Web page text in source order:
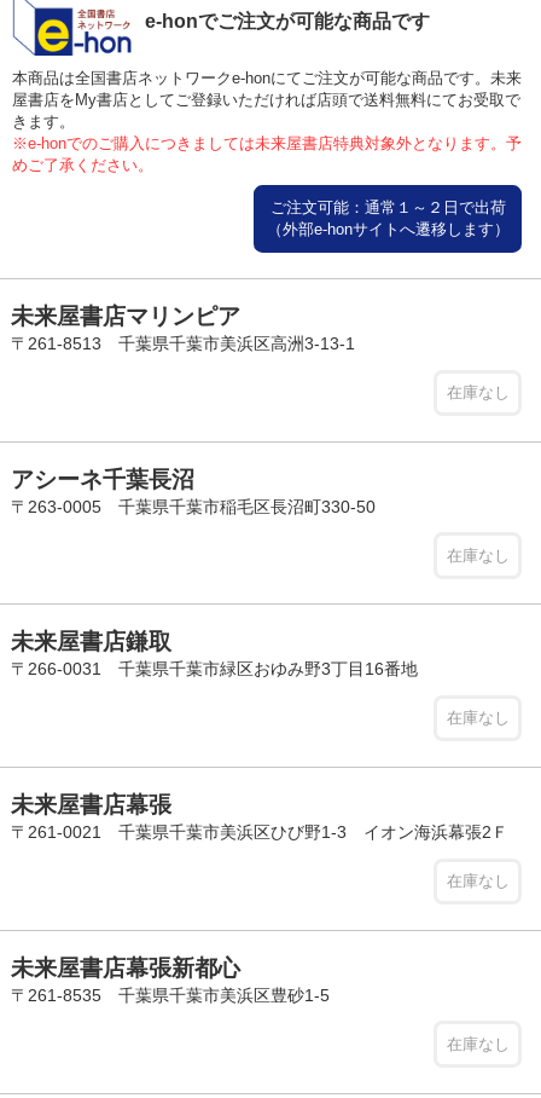
e-honでご注文が可能な商品です
本商品は全国書店ネットワークe-honにてご注文が可能な商品です。未来
屋書店をMy書店としてご登録いただければ店頭で送料無料にてお受取で
きます。
※e-honでのご購入につきましては未来屋書店特典対象外となります。予
めご了承ください。
ご注文可能：通常１～２日で出荷
（外部e-honサイトへ遷移します）
未来屋書店マリンピア
〒261-8513 千葉県千葉市美浜区高洲3-13-1
在庫なし
アシーネ千葉長沼
〒263-0005 千葉県千葉市稲毛区長沼町330-50
在庫なし
未来屋書店鎌取
〒266-0031 千葉県千葉市緑区おゆみ野3丁目16番地
在庫なし
未来屋書店幕張
〒261-0021 千葉県千葉市美浜区ひび野1-3 イオン海浜幕張2Ｆ
在庫なし
未来屋書店幕張新都心
〒261-8535 千葉県千葉市美浜区豊砂1-5
在庫なし